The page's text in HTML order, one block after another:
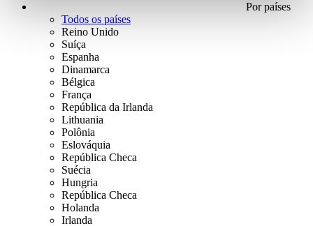
Por países
Todos os países
Reino Unido
Suíça
Espanha
Dinamarca
Bélgica
França
República da Irlanda
Lithuania
Polônia
Eslováquia
República Checa
Suécia
Hungria
República Checa
Holanda
Irlanda